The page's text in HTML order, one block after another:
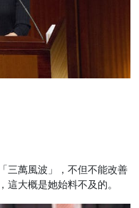
三萬風波」，不但不能改善
這大概是她始料不及的。